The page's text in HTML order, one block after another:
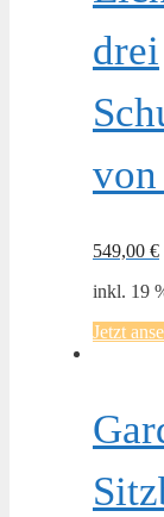
drei
549,00 €
inkl. 19
Jetzt